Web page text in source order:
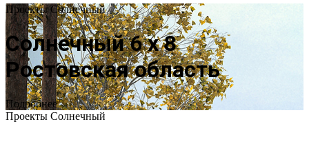
Проекты Солнечный
Солнечный 6 х 8
Ростовская область
Подробнее
Проекты Солнечный